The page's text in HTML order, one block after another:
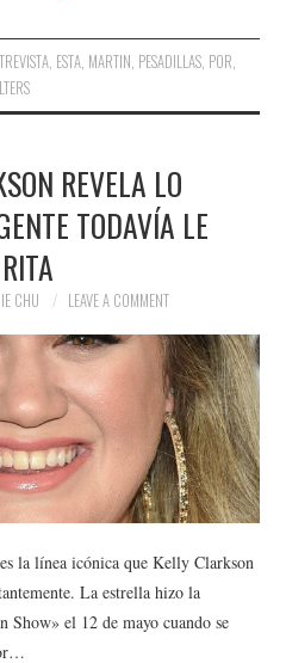
, ESTA, MARTIN, PESADILLAS, POR,
REVELA LO
TODAVÍA LE
CHU LEAVE A COMMENT
la línea icónica que Kelly Clarkson
La estrella hizo la
Show» el 12 de mayo cuando se